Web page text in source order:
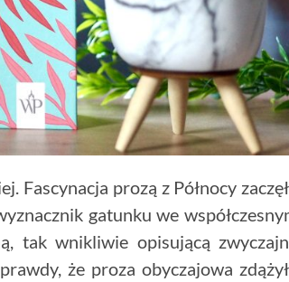
prozą z Północy
gatunku we
tak wnikliwie opisującą
że proza obyczajowa